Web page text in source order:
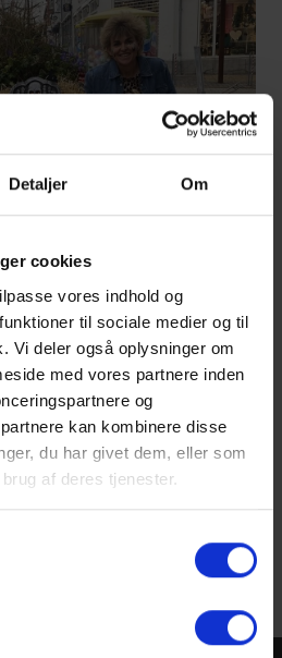
Detaljer Om
cookies
vores indhold og
til sociale medier og til
Vi deler også oplysninger om
med vores partnere inden
og
kan kombinere disse
du har givet dem, eller som
af deres tjenester.
er klar 1. oktober
Facebook -KLIK HER!